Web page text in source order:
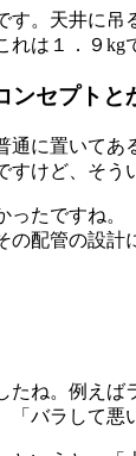
す。天井に
れは１．９kg
ンセプト
通に置いて
すけど、そう
ったですね
の配管の設計
たね。例え
バラして悪